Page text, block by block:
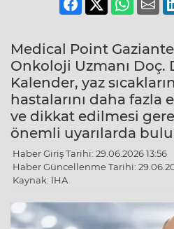
Medical Point
Onkoloji Uzmanı Doç.
Kalender, yaz
hastalarını daha
ve dikkat edilmesi
önemli uyarılarda
Haber Giriş Tarihi: 29.06.2026 13:56
Haber Güncellenme Tarihi:
Kaynak: İHA